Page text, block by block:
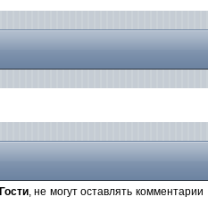
Гости, не могут оставлять комментарии